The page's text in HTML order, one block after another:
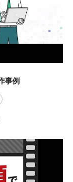
事例
広告